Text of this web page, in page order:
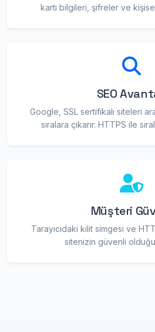
kartı bilgileri, şifreler ve
SEO
Google, SSL sertifikalı siteleri
sıralara çıkarır. HTTPS ile
Müşteri
Tarayıcıdaki kilit simgesi ve
sitenizin güvenli